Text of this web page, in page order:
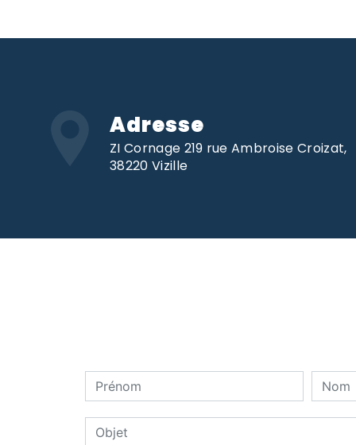
Adresse
ZI Cornage 219 rue Ambroise Croizat,
38220 Vizille